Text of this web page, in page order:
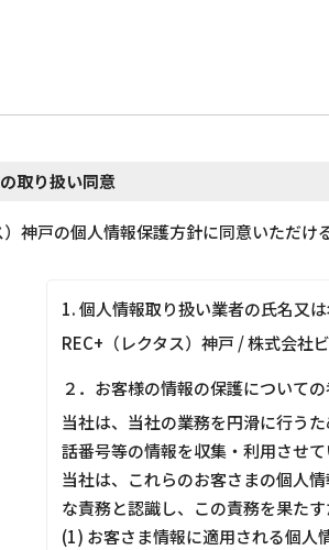
取り扱い同意
）神戸の個人情報保護方針に同意いただけ
1. 個人情報取り扱い業者の氏名又
REC+（レクタス）神戸 / 株式会社
２．お客様の情報の保護について
当社は、当社の業務を円滑に行う
話番号等の情報を収集・利用させて
当社は、これらのお客さまの個人
な責務と認識し、この責務を果た
(1) お客さま情報に適用される個人